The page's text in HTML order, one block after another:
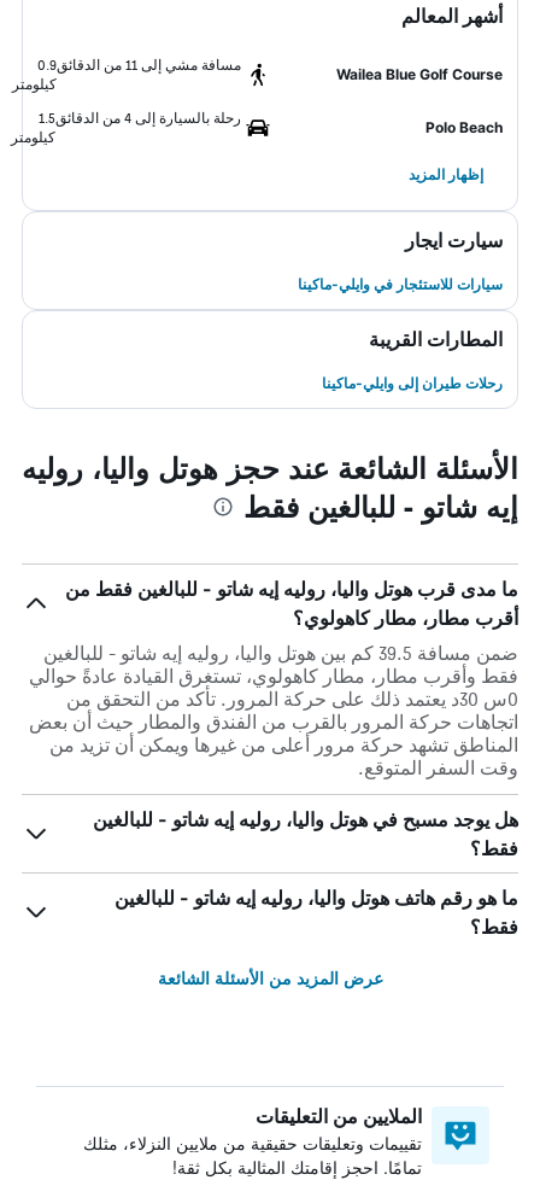
أشهر المعالم
Wailea Blue Golf Course
مسافة مشي إلى 11 من الدقائق
0.9
كيلومتر
Polo Beach
رحلة بالسيارة إلى 4 من الدقائق
1.5
كيلومتر
إظهار المزيد
سيارت ايجار
سيارات للاستئجار في وايلي-ماكينا
المطارات القريبة
رحلات طيران إلى وايلي-ماكينا
الأسئلة الشائعة عند حجز هوتل واليا، روليه
إيه شاتو - للبالغين فقط
ما مدى قرب هوتل واليا، روليه إيه شاتو - للبالغين فقط من
أقرب مطار، مطار كاهولوي؟
ضمن مسافة 39.5 كم بين هوتل واليا، روليه إيه شاتو - للبالغين
فقط وأقرب مطار، مطار كاهولوي، تستغرق القيادة عادةً حوالي
0س 30د يعتمد ذلك على حركة المرور. تأكد من التحقق من
اتجاهات حركة المرور بالقرب من الفندق والمطار حيث أن بعض
المناطق تشهد حركة مرور أعلى من غيرها ويمكن أن تزيد من
وقت السفر المتوقع.
هل يوجد مسبح في هوتل واليا، روليه إيه شاتو - للبالغين
فقط؟
ما هو رقم هاتف هوتل واليا، روليه إيه شاتو - للبالغين
فقط؟
عرض المزيد من الأسئلة الشائعة
الملايين من التعليقات
تقييمات وتعليقات حقيقية من ملايين النزلاء، مثلك
تمامًا. احجز إقامتك المثالية بكل ثقة!